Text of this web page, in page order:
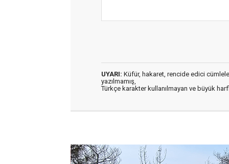
UYARI: Küfür, hakaret, rencide edici
yazılmamış,
Türkçe karakter kullanılmayan ve büyük